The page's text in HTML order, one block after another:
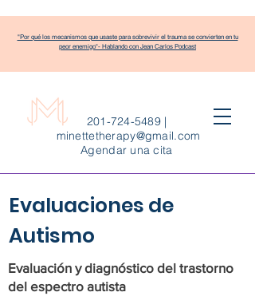
201-724-5489 |
minettetherapy@gmail.com
Agendar una cita
"Por qué los mecanismos que usaste para sobrevivir el trauma se convierten en tu
peor enemigo"- Hablando con Jean Carlos Podcast
Evaluaciones de
Autismo
Evaluación y diagnóstico del trastorno
del espectro autista